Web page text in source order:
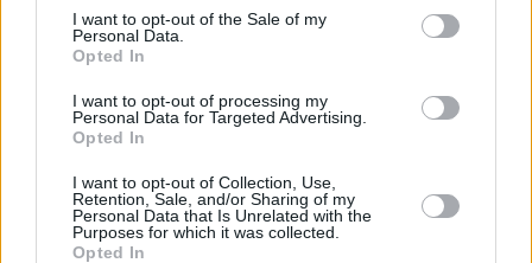
consent section.
I want to opt-out of the Sale of my
Personal Data.
Opted In
I want to opt-out of processing my
Personal Data for Targeted Advertising.
Opted In
I want to opt-out of Collection, Use,
Retention, Sale, and/or Sharing of my
Personal Data that Is Unrelated with the
Purposes for which it was collected.
Opted In